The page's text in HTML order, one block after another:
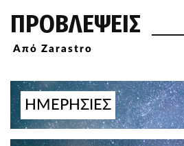
ΠΡΟΒΛΕΨΕΙΣ
Από Zarastro
ΗΜΕΡΗΣΙΕΣ